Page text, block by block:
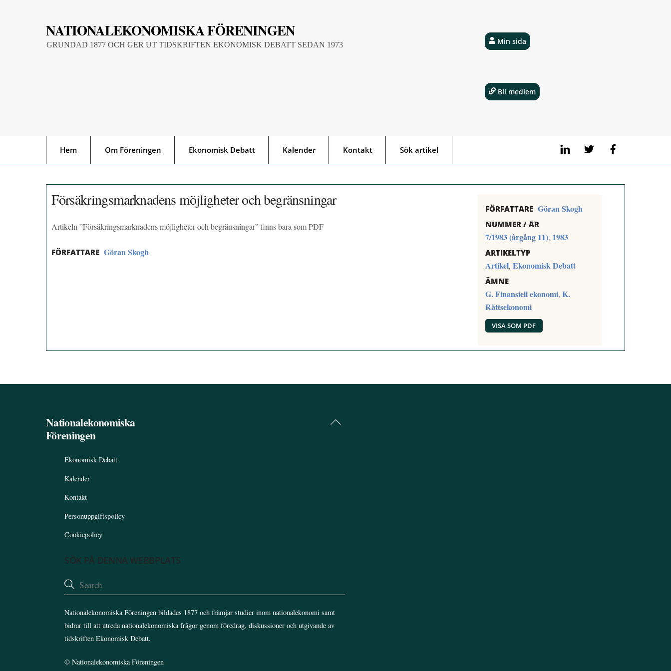
NATIONALEKONOMISKA FÖRENINGEN
GRUNDAD 1877 OCH GER UT TIDSKRIFTEN EKONOMISK DEBATT SEDAN 1973
LinkedIn Twitter
Hem Om Föreningen Ekonomisk Debatt Kalender Kontakt Sök artikel
Min sida
Bli medlem
Försäkringsmarknadens möjligheter och begränsningar
Artikeln ”Försäkringsmarknadens möjligheter och begränsningar” finns bara som PDF
FÖRFATTARE Göran Skogh
FÖRFATTARE Göran Skogh
NUMMER / ÅR
7/1983 (årgång 11), 1983
ARTIKELTYP
Artikel, Ekonomisk Debatt
ÄMNE
G. Finansiell ekonomi, K.
Rättsekonomi
VISA SOM PDF
Back
Nationalekonomiska
Föreningen
Ekonomisk Debatt
Kalender
Kontakt
Personuppgiftspolicy
Cookiepolicy
SÖK PÅ DENNA WEBBPLATS
Nationalekonomiska Föreningen bildades 1877 och främjar studier inom nationalekonomi samt
bidrar till att utreda nationalekonomiska frågor genom föredrag, diskussioner och utgivande av
tidskriften Ekonomisk Debatt.
©Nationalekonomiska Föreningen